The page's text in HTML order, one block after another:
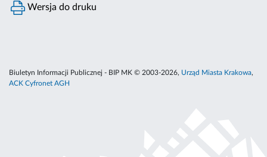
Wersja do druku
Biuletyn Informacji Publicznej - BIP MK © 2003-2026, Urząd Miasta Krakowa,
ACK Cyfronet AGH